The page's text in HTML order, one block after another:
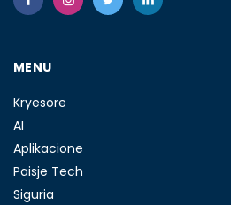
MENU
Kryesore
AI
Aplikacione
Paisje Tech
Siguria